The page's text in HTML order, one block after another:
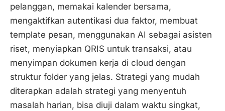
pelanggan, memakai kalender bersama,
mengaktifkan autentikasi dua faktor, membuat
template pesan, menggunakan AI sebagai asisten
riset, menyiapkan QRIS untuk transaksi, atau
menyimpan dokumen kerja di cloud dengan
struktur folder yang jelas. Strategi yang mudah
diterapkan adalah strategi yang menyentuh
masalah harian, bisa diuji dalam waktu singkat,